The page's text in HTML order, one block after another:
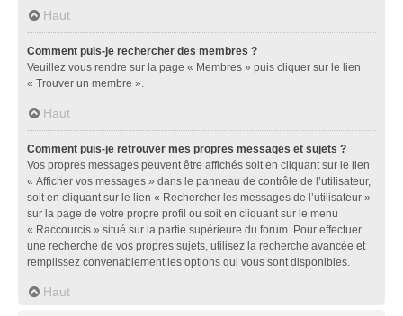
Haut
Comment puis-je rechercher des membres ?
Veuillez vous rendre sur la page « Membres » puis cliquer sur le lien
« Trouver un membre ».
Haut
Comment puis-je retrouver mes propres messages et sujets ?
Vos propres messages peuvent être affichés soit en cliquant sur le lien
« Afficher vos messages » dans le panneau de contrôle de l’utilisateur,
soit en cliquant sur le lien « Rechercher les messages de l’utilisateur »
sur la page de votre propre profil ou soit en cliquant sur le menu
« Raccourcis » situé sur la partie supérieure du forum. Pour effectuer
une recherche de vos propres sujets, utilisez la recherche avancée et
remplissez convenablement les options qui vous sont disponibles.
Haut